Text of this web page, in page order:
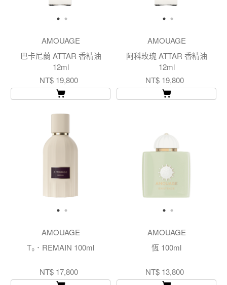
AMOUAGE
巴卡尼蘭 ATTAR 香精油
12ml
NT$ 19,800
AMOUAGE
阿科玫瑰 ATTAR 香精油
12ml
NT$ 19,800
AMOUAGE
T₀．REMAIN 100ml
NT$ 17,800
AMOUAGE
恆 100ml
NT$ 13,800